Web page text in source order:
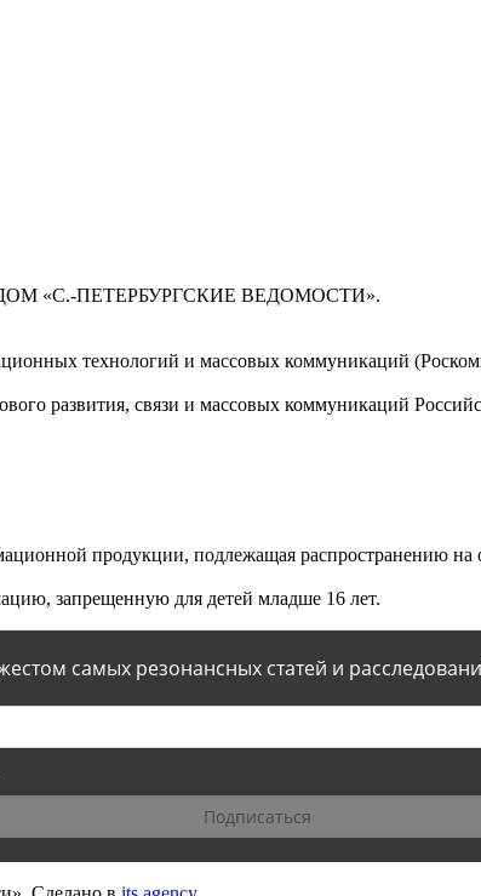
«С.-ПЕТЕРБУРГСКИЕ ВЕДОМОСТИ».
технологий и массовых коммуникаций
развития, связи и массовых коммуникаций
продукции, подлежащая распространению на
запрещенную для детей младше 16 лет.
самых резонансных статей и